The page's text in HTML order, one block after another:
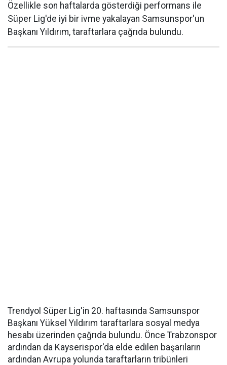
Özellikle son haftalarda gösterdiği performans ile
Süper Lig'de iyi bir ivme yakalayan Samsunspor'un
Başkanı Yıldırım, taraftarlara çağrıda bulundu.
Trendyol Süper Lig'in 20. haftasında Samsunspor
Başkanı Yüksel Yıldırım taraftarlara sosyal medya
hesabı üzerinden çağrıda bulundu. Önce Trabzonspor
ardından da Kayserispor'da elde edilen başarıların
ardından Avrupa yolunda taraftarların tribünleri